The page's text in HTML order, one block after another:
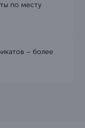
по месту
– более